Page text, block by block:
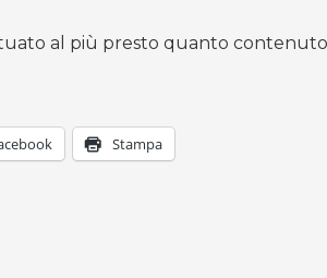
al più presto quanto
Stampa